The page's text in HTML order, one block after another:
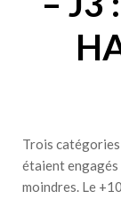
Trois catégories
étaient engagés
moindres. Le